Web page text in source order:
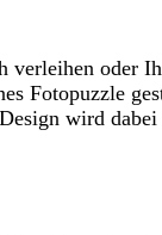
verleihen oder
Fotopuzzle
wird